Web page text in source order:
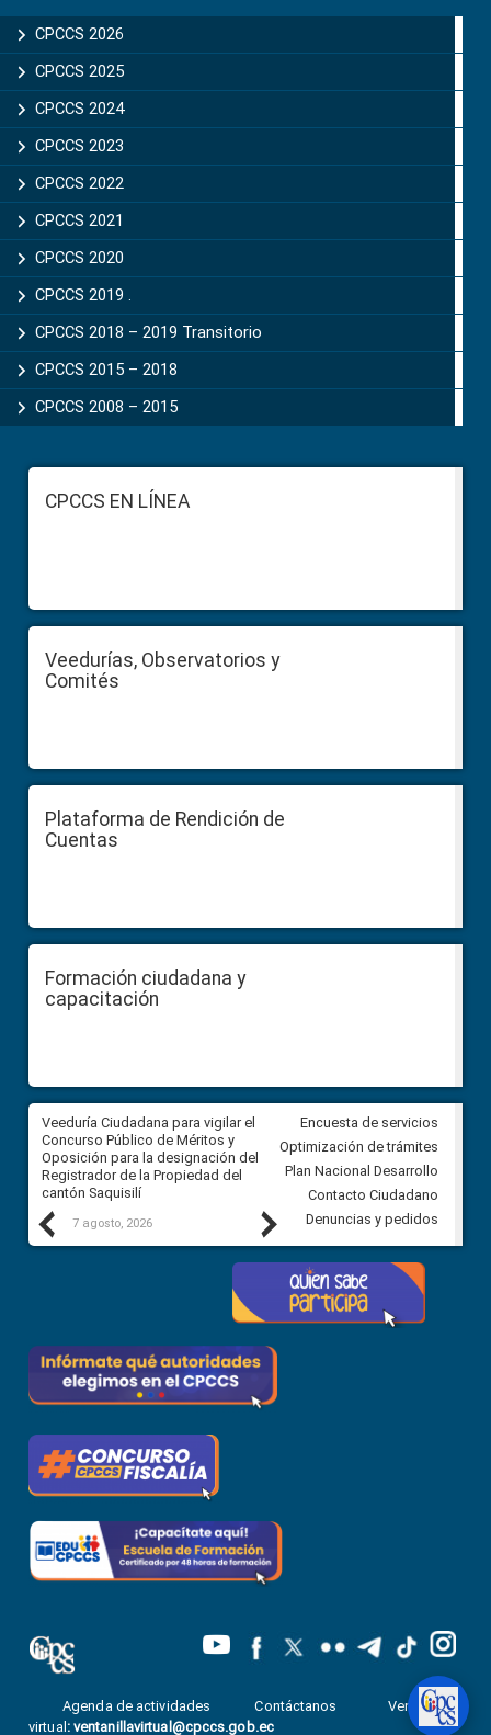
Sidebar
CPCCS 2026
CPCCS 2025
CPCCS 2024
CPCCS 2023
CPCCS 2022
CPCCS 2021
CPCCS 2020
CPCCS 2019 .
CPCCS 2018 – 2019 Transitorio
CPCCS 2015 – 2018
CPCCS 2008 – 2015
FooterCPCCS EN LÍNEA
Veedurías, Observatorios y
Comités
Plataforma de Rendición de
Cuentas
Formación ciudadana y
capacitación
Previous
Veeduría Ciudadana para vigilar el
Concurso Público de Méritos y
Oposición para la designación del
Registrador de la Propiedad del
cantón Saquisilí
7 agosto, 2026
Veeduría Ciudadana para
construcción del asfaltado de
diferentes barrios del sector
Ballenita del cantón Santa
7 agosto, 2026
Next
Encuesta de servicios
Optimización de trámites
Plan Nacional Desarrollo
Contacto Ciudadano
Denuncias y pedidos
Agenda de actividades Contáctanos
Ventanilla
virtual : ventanillavirtual@cpccs.gob.ec